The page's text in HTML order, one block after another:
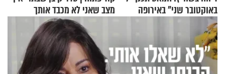
באוקטובר שני" באירופה
מצב שאני לא מכבד אותך
בבוקר בהנחת תפילין"